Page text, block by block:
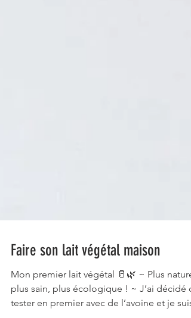
Faire son lait végétal maison
Mon premier lait végétal 🥛🌿 ~ Plus